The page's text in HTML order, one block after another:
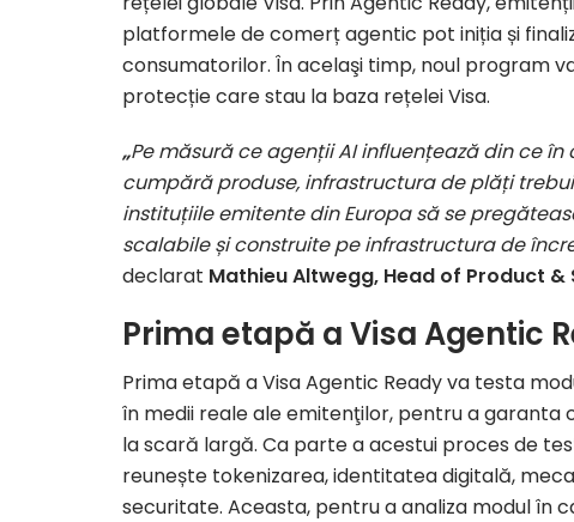
platformele de comerț agentic pot iniția și
consumatorilor. În acelaşi timp, noul program
protecție care stau la baza rețelei Visa.
„Pe măsură ce agenții AI influențează din ce
cumpără produse, infrastructura de plăți
instituțiile emitente din Europa să se
scalabile și construite pe infrastructura de
declarat Mathieu Altwegg, Head of Product &
Prima etapă a Visa Agentic
Prima etapă a Visa Agentic Ready va testa
în medii reale ale emitenţilor, pentru a garanta
la scară largă. Ca parte a acestui proces de
reunește tokenizarea, identitatea digitală,
securitate. Aceasta, pentru a analiza modul în